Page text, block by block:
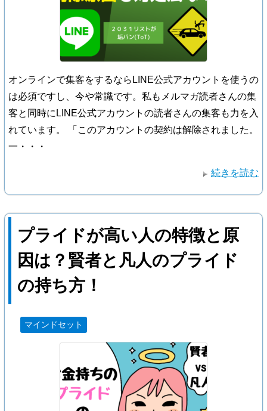
オンラインで集客をするならLINE公式アカウントを使うの
は必須ですし、今や常識です。私もメルマガ読者さんの集
客と同時にLINE公式アカウントの読者さんの集客も力を入
れています。 「このアカウントの契約は解除されました。
一・・・
続きを読む
プライドが高い人の特徴と原
因は？賢者と凡人のプライド
の持ち方！
マインドセット